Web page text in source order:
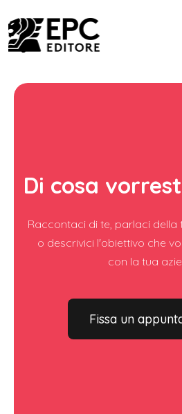
Di cosa
Raccontaci di te, parlaci della
o descrivici l'obiettivo che
con la tua
Fissa un